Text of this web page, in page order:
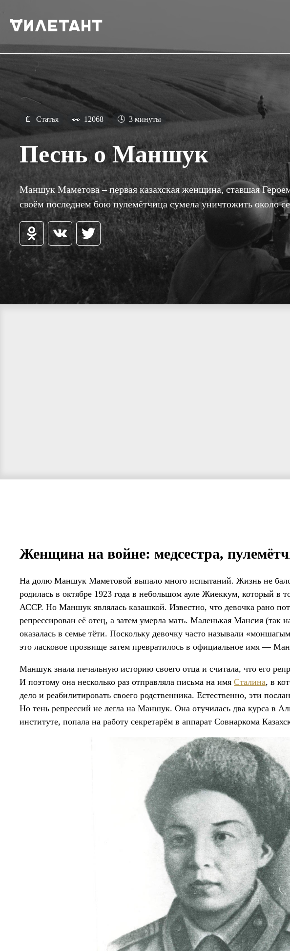
📄 Статья 👀 12068 🕓 3 минуты
Песнь о Маншук
Маншук Маметова – первая казахская женщина, ставшая
своём последнем бою пулемётчица сумела уничтожить около
Женщина на войне: медсестра,
На долю Маншук Маметовой выпало много испытаний. Жизнь не
родилась в октябре 1923 года в небольшом ауле Жиеккум, который в
АССР. Но Маншук являлась казашкой. Известно, что девочка рано
репрессирован её отец, а затем умерла мать. Маленькая Мансия (так
оказалась в семье тёти. Поскольку девочку часто называли
это ласковое прозвище затем превратилось в официальное имя —
Маншук знала печальную историю своего отца и считала, что его
И поэтому она несколько раз отправляла письма на имя Сталина, в
дело и реабилитировать своего родственника. Естественно, эти
Но тень репрессий не легла на Маншук. Она отучилась два курса в
институте, попала на работу секретарём в аппарат Совнаркома